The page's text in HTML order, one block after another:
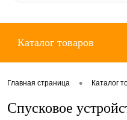
Каталог товаров
Главная страница • Каталог
Спусковое